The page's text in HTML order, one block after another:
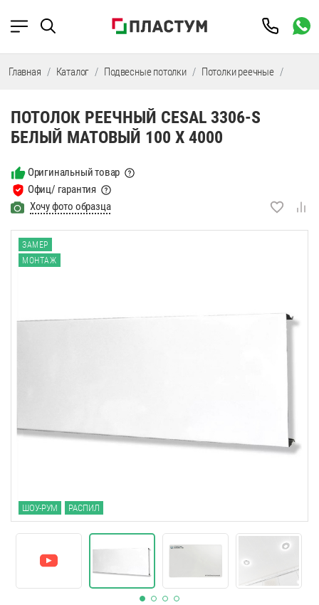
Главная Каталог Подвесные потолки Потолки реечные
ПОТОЛОК РЕЕЧНЫЙ CESAL 3306-S
БЕЛЫЙ МАТОВЫЙ 100 Х 4000
Оригинальный товар
Офиц/ гарантия
Хочу фото образца
ЗАМЕР
МОНТАЖ
ШОУ-РУМ РАСПИЛ